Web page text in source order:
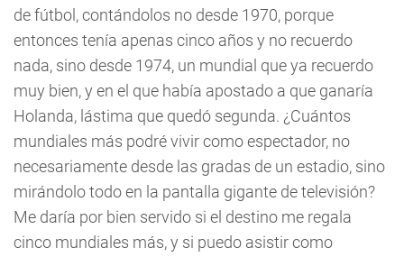
de fútbol, contándolos no desde 1970, porque
entonces tenía apenas cinco años y no recuerdo
nada, sino desde 1974, un mundial que ya recuerdo
muy bien, y en el que había apostado a que ganaría
Holanda, lástima que quedó segunda. ¿Cuántos
mundiales más podré vivir como espectador, no
necesariamente desde las gradas de un estadio, sino
mirándolo todo en la pantalla gigante de televisión?
Me daría por bien servido si el destino me regala
cinco mundiales más, y si puedo asistir como